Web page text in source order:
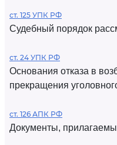
ст. 125 УПК РФ
Судебный порядок
ст. 24 УПК РФ
Основания отказа в
прекращения
ст. 126 АПК РФ
Документы,